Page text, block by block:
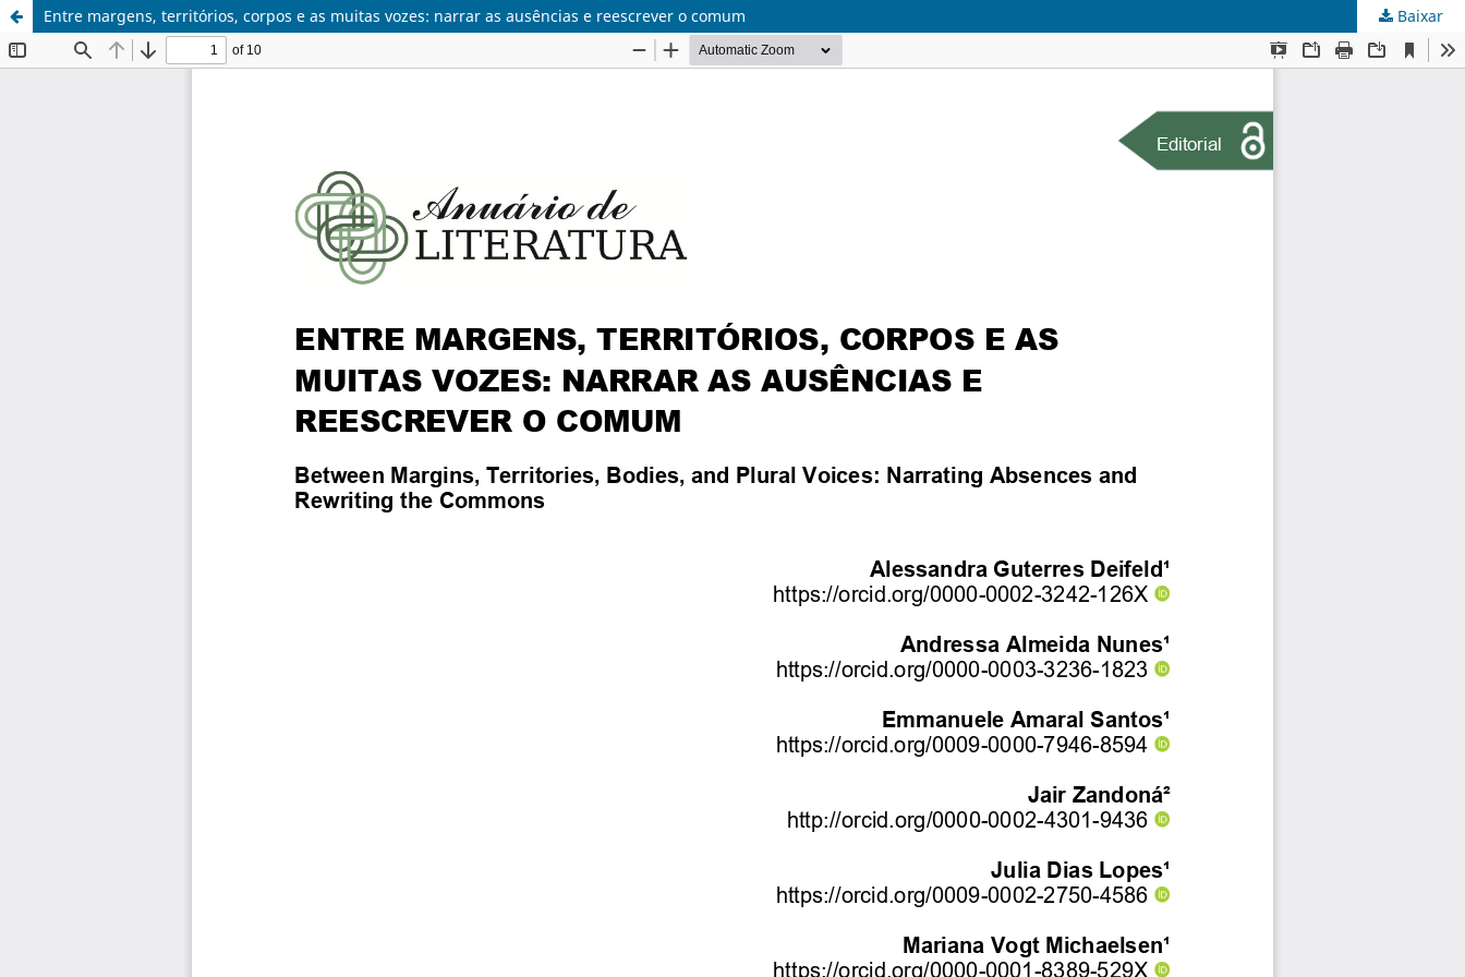
Entre margens, territórios, corpos e as muitas vozes: narrar as ausências e reescrever o comum Baixar